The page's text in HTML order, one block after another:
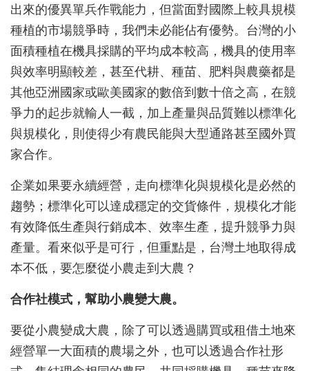
出來的優異單兵作戰能力，但當面對國際上較具規模
種植的市場競爭時，我們未必能佔有優勢。台灣的小
面積種植在機具採購的平均成本較高，機具的使用率
與效率明顯較差，甚至代耕、種苗、肥料與農藥都是
其他亞洲國家或歐美國家的數倍到數十倍之高，在競
爭力的起步就輸人一截，加上產量與品質難以標準化
與規模化，則使得少有農民能與大型通路甚至國外買
家合作。
企業如果要永續經營，走向標準化與規模化是必然的
趨勢；標準化可以達成穩定的交貨條件，規模化才能
有效降低生產與行銷成本、效率生產，提升競爭力與
產量。看來似乎是可行，但重點是，台灣土地取得成
本不低，要怎麼從小農走到大農？
合作社模式，幫助小農變大農。
要從小農變成大農，除了可以透過購買或租借土地來
經營單一大面積的農場之外，也可以透過合作社形